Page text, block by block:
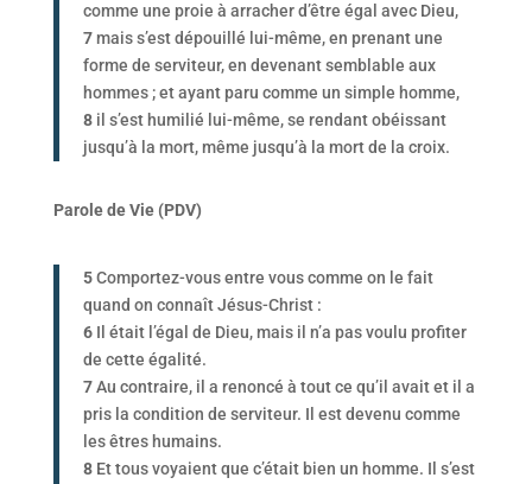
comme une proie à arracher d’être égal avec Dieu,
7mais s’est dépouillé lui-même, en prenant une
forme de serviteur, en devenant semblable aux
hommes ; et ayant paru comme un simple homme,
8il s’est humilié lui-même, se rendant obéissant
jusqu’à la mort, même jusqu’à la mort de la croix.
Parole de Vie (PDV)
5Comportez-vous entre vous comme on le fait
quand on connaît Jésus-Christ :
6Il était l’égal de Dieu, mais il n’a pas voulu profiter
de cette égalité.
7Au contraire, il a renoncé à tout ce qu’il avait et il a
pris la condition de serviteur. Il est devenu comme
les êtres humains.
8Et tous voyaient que c’était bien un homme. Il s’est